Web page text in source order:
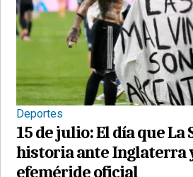
Deportes
15 de julio: El día que La
historia ante Inglaterra
efeméride oficial